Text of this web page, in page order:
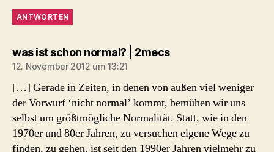
ANTWORTEN
was ist schon normal? | 2mecssagt:
12. November 2012 um 13:21
[…] Gerade in Zeiten, in denen von außen viel weniger
der Vorwurf ‘nicht normal’ kommt, bemühen wir uns
selbst um größtmögliche Normalität. Statt, wie in den
1970er und 80er Jahren, zu versuchen eigene Wege zu
finden, zu gehen, ist seit den 1990er Jahren vielmehr zu